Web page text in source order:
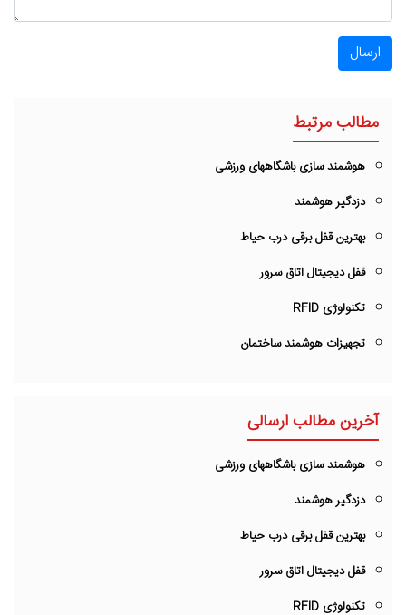
ارسال
مطالب مرتبط
هوشمند سازی باشگاههای ورزشی
دزدگیر هوشمند
بهترین قفل برقی درب حیاط
قفل دیجیتال اتاق سرور
تکنولوژی RFID
تجهیزات هوشمند ساختمان
آخرین مطالب ارسالی
هوشمند سازی باشگاههای ورزشی
دزدگیر هوشمند
بهترین قفل برقی درب حیاط
قفل دیجیتال اتاق سرور
تکنولوژی RFID